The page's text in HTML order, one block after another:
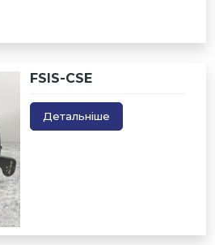
FSIS-CSE
Детальніше